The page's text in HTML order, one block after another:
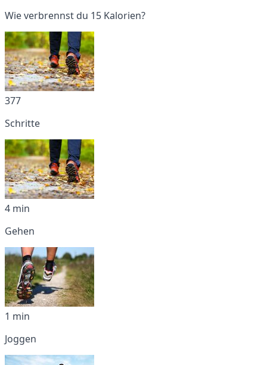
Wie verbrennst du 15 Kalorien?
377
Schritte
4 min
Gehen
1 min
Joggen